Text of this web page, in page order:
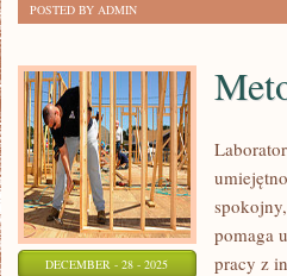
POSTED BY ADMIN
DECEMBER - 28 - 2025
pomaga
pracy z